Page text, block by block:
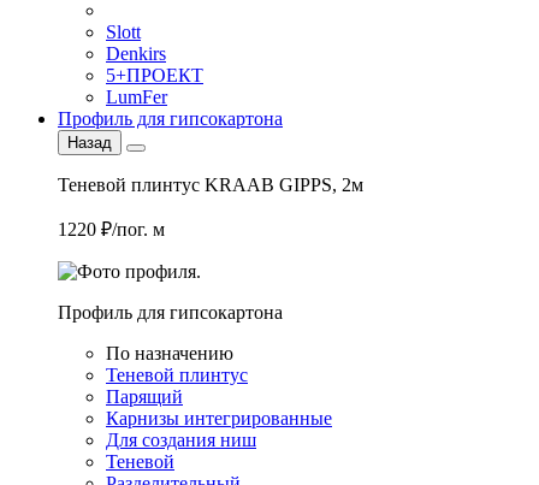
Slott
Denkirs
5+ПРОЕКТ
LumFer
Профиль для гипсокартона
Назад
Теневой плинтус KRAAB GIPPS, 2м
1220 ₽/пог. м
Профиль для гипсокартона
По назначению
Теневой плинтус
Парящий
Карнизы интегрированные
Для создания ниш
Теневой